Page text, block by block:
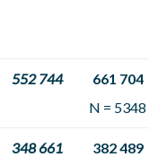
552 744
661 704
N = 5348
348 661
382 489